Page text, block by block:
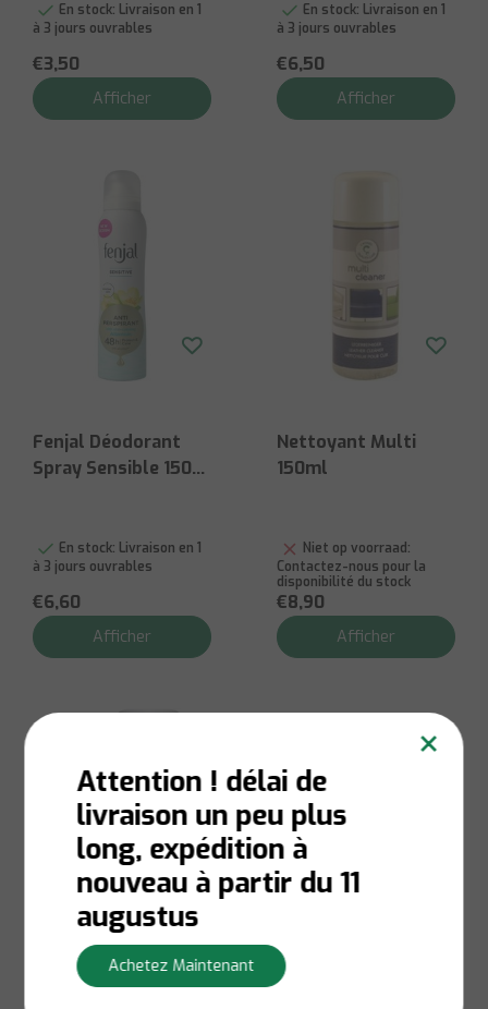
En stock: Livraison en 1
à 3 jours ouvrables
€3,50
Afficher
En stock: Livraison en 1
à 3 jours ouvrables
€6,50
Afficher
Fenjal Déodorant
Spray Sensible 150
En stock: Livraison en 1
à 3 jours ouvrables
€6,60
Afficher
Nettoyant Multi
150ml
Niet op voorraad:
Contactez-nous pour la
disponibilité du stock
€8,90
Afficher
Soudal PU Schuim
Starwax
Colorless Leather
×
Attention ! délai de
livraison un peu plus
long, expédition à
nouveau à partir du 11
augustus
Achetez Maintenant